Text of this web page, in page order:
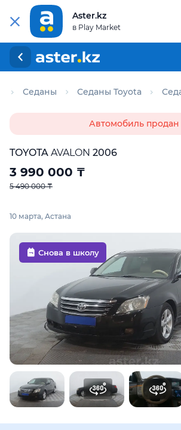
Aster.kz
в Play Market
Седаны Седаны Toyota
Автомобиль продан
TOYOTA AVALON 2006
3 990 000 ₸
5 490 000 ₸
10 марта, Астана
Снова в школу
Для этого авто доступен отчёт
Предоставим подробную информацию
техническое состояние, пробег,
юридическая проверка по базам РК и
Купить отчёт за